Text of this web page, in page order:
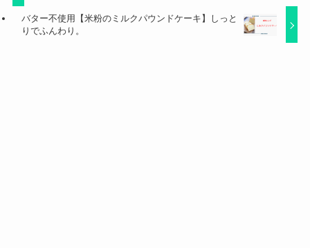
バター不使用【米粉のミルクパウンドケーキ】しっと
りでふんわり。